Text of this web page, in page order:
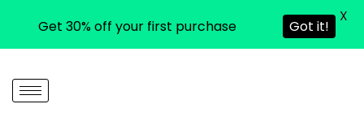
content
Get 30% off your first purchase Got it!
X